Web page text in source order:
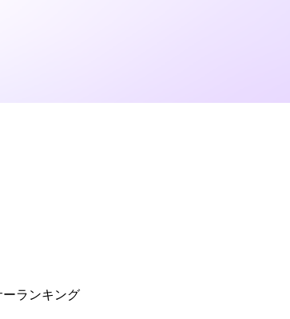
ランキング